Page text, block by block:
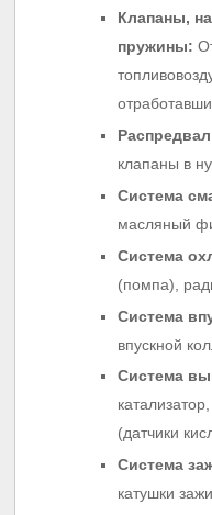
Клапаны,
пружины:
клапаны в
Система
масляный
Система
(помпа),
Система
впускной
Система
(датчики
Система
катушки